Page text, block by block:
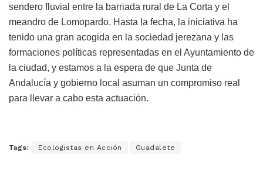
sendero fluvial entre la barriada rural de La Corta y el
meandro de Lomopardo. Hasta la fecha, la iniciativa ha
tenido una gran acogida en la sociedad jerezana y las
formaciones políticas representadas en el Ayuntamiento de
la ciudad, y estamos a la espera de que Junta de
Andalucía y gobierno local asuman un compromiso real
para llevar a cabo esta actuación.
Tags: Ecologistas en Acción Guadalete